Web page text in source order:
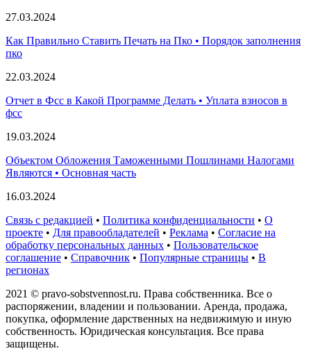
27.03.2024
Как Правильно Ставить Печать на Пко • Порядок заполнения
пко
22.03.2024
Отчет в Фсс в Какой Программе Делать • Уплата взносов в
фсс
19.03.2024
Объектом Обложения Таможенными Пошлинами Налогами
Являются • Основная часть
16.03.2024
Связь с редакцией • Политика конфиденциальности • О
проекте • Для правообладателей • Реклама • Согласие на
обработку персональных данных • Пользовательское
соглашение • Справочник • Популярные страницы • В
регионах
2021 © pravo-sobstvennost.ru. Права собственника. Все о
распоряжении, владении и пользовании. Аренда, продажа,
покупка, оформление дарственных на недвижимую и иную
собственность. Юридическая консультация. Все права
защищены.